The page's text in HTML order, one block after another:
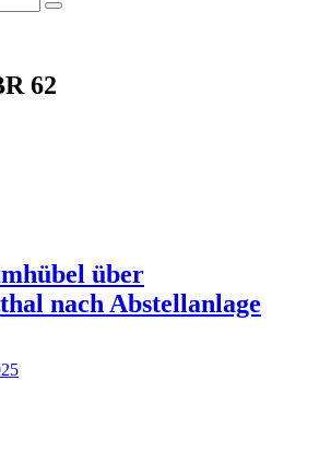
62
über
nach Abstellanlage